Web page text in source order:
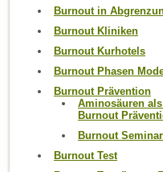
Burnout in
Burnout Kliniken
Burnout Kurhotels
Burnout Phasen
Burnout Prävention
Aminosäuren
Burnout
Burnout
Burnout Test